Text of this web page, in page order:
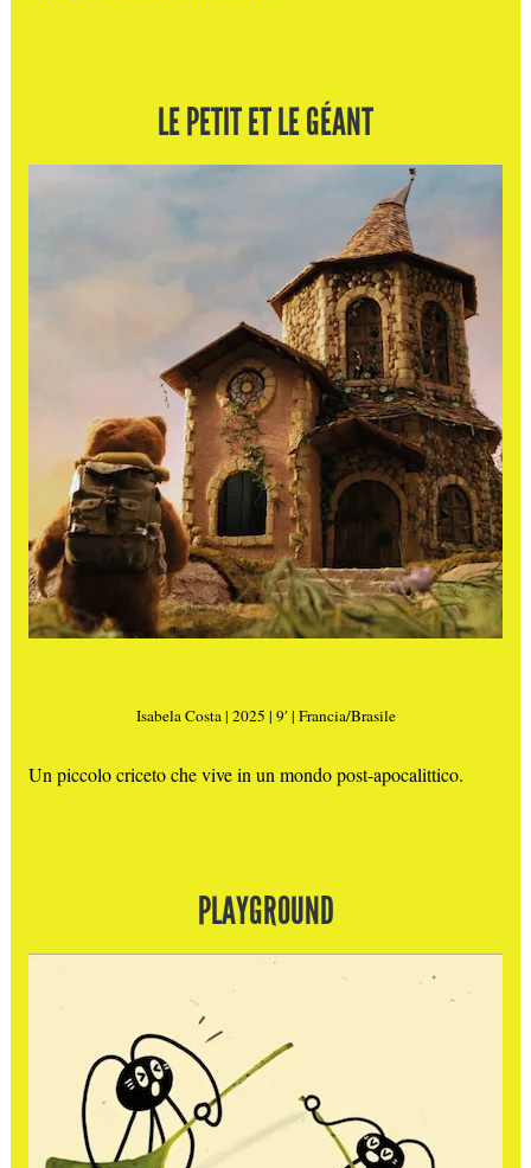
LE PETIT ET LE GÉANT
Isabela Costa | 2025 | 9′ | Francia/Brasile
Un piccolo criceto che vive in un mondo post-apocalittico.
PLAYGROUND